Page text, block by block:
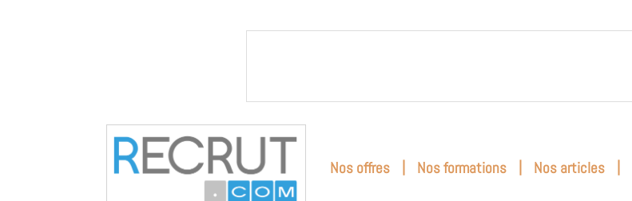
Nos offres | Nos formations | Nos articles |